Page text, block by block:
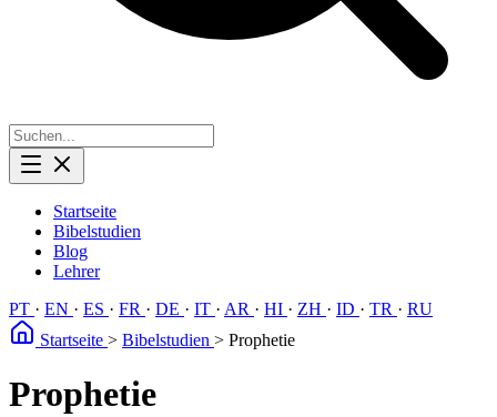
Startseite
Bibelstudien
Blog
Lehrer
PT · EN · ES · FR · DE · IT · AR · HI · ZH · ID · TR · RU
Startseite > Bibelstudien > Prophetie
Prophetie